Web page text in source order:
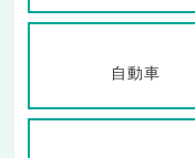
自動車